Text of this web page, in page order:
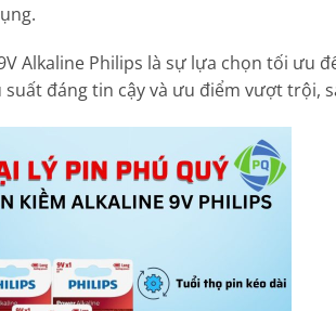
Alkaline Philips là sự lựa chọn tối ưu
suất đáng tin cậy và ưu điểm vượt trội,